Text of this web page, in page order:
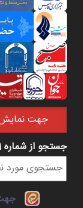
جهت نمايش آرشيو
فرم
جستجو از شماره 1101 به بعد